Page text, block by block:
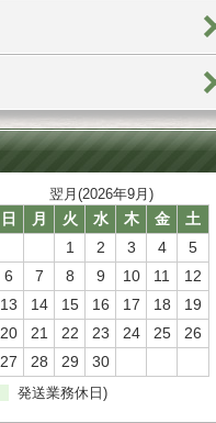
翌月(2026年9月)
日 月 火 水 木 金
土
1
2 3 4
5
6
7 8 9 10 11
12
13
14 15 16 17 18
19
20
21 22 23 24 25
26
27
28 29 30
発送業務休日)